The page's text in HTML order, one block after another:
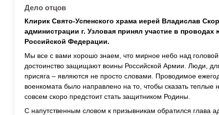
Дело отцов
Клирик Свято-Успенского храма иерей Владислав
администрации г. Узловая принял участие в
Российской Федерации.
Мы все с вами хорошо знаем, что мирное небо над
достоинство защищают воины Российской Армии. Люди,
присяга – являются не просто словами. Проводимое
военкомата было направлено на то, чтобы сказать теплые
совсем скоро предстоит стать защитником Родины.
С напутственным словом к призывникам обратился глава